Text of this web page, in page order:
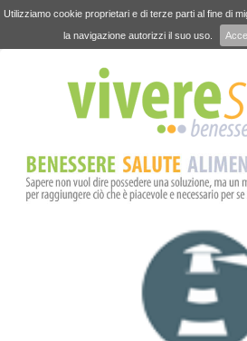
Utilizziamo cookie proprietari e di terze parti al fine di
la navigazione autorizzi il suo uso.